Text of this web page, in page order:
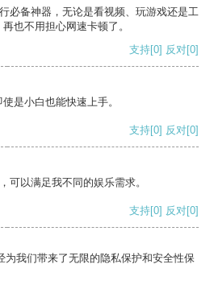
必备神器，无论是看视频、玩游戏还是工
也不用担心网速卡顿了。
支持[0] 反对[0]
是小白也能快速上手。
支持[0] 反对[0]
可以满足我不同的娱乐需求。
支持[0] 反对[0]
为我们带来了无限的隐私保护和安全性保